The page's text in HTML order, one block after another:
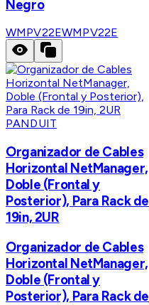
Negro
WMPV22EWMPV22E
PANDUIT
Organizador de Cables
Horizontal NetManager,
Doble (Frontal y
Posterior), Para Rack de
19in, 2UR
Organizador de Cables
Horizontal NetManager,
Doble (Frontal y
Posterior), Para Rack de